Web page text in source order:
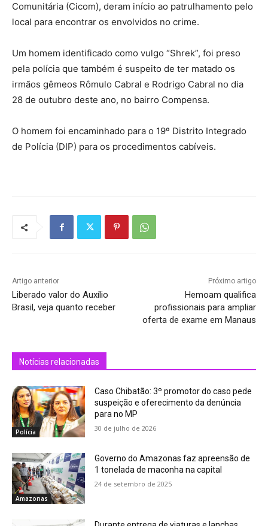
Comunitária (Cicom), deram início ao patrulhamento pelo
local para encontrar os envolvidos no crime.
Um homem identificado como vulgo “Shrek”, foi preso
pela polícia que também é suspeito de ter matado os
irmãos gêmeos Rômulo Cabral e Rodrigo Cabral no dia
28 de outubro deste ano, no bairro Compensa.
O homem foi encaminhado para o 19º Distrito Integrado
de Polícia (DIP) para os procedimentos cabíveis.
Artigo anterior
Liberado valor do Auxílio
Brasil, veja quanto receber
Próximo artigo
Hemoam qualifica
profissionais para ampliar
oferta de exame em Manaus
Notícias relacionadas
Polícia
Caso Chibatão: 3º promotor do caso pede
suspeição e oferecimento da denúncia
para no MP
30 de julho de 2026
Amazonas
Governo do Amazonas faz apreensão de
1 tonelada de maconha na capital
24 de setembro de 2025